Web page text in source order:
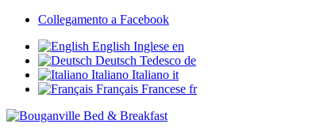
Collegamento a Facebook
English Inglese en
Deutsch Tedesco de
Italiano Italiano it
Français Francese fr